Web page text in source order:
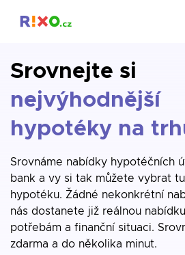
Srovnejte si
nejvýhodnější
hypotéky na
Srovnáme nabídky hypotéčních
bank a vy si tak můžete vybrat
hypotéku. Žádné nekonkrétní
nás dostanete již reálnou
potřebám a finanční situaci.
zdarma a do několika minut.